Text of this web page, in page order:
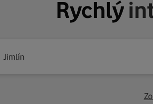
Rychlý
Jimlín